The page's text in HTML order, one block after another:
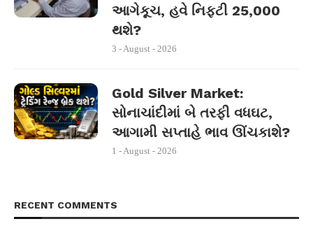
આગેકૂચ, હવે નિફ્ટી 25,000
થશે?
3 - August - 2026
Gold Silver Market:
સોનાચાંદીમાં બે તરફી વધઘટ,
આગામી સપ્તાહે ભાવ ઊંચકાશે?
1 - August - 2026
RECENT COMMENTS